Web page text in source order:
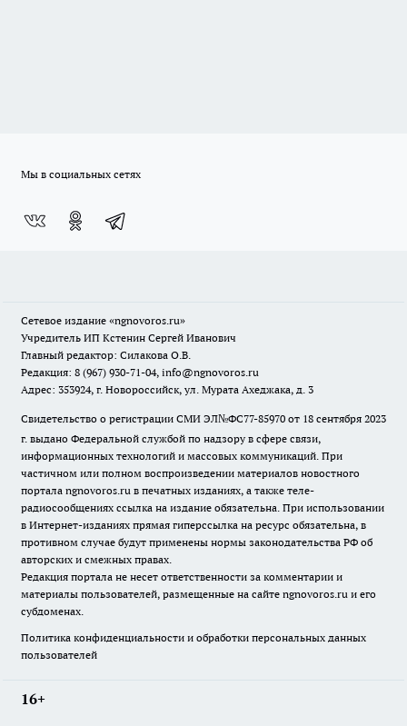
Мы в социальных сетях
Сетевое издание «ngnovoros.ru»
Учредитель ИП Кстенин Сергей Иванович
Главный редактор: Силакова О.В.
Редакция: 8 (967) 930-71-04, info@ngnovoros.ru
Адрес: 353924, г. Новороссийск, ул. Мурата Ахеджака, д. 3
Свидетельство о регистрации СМИ ЭЛ№ФС77-85970 от 18 сентября 2023
г. выдано Федеральной службой по надзору в сфере связи,
информационных технологий и массовых коммуникаций. При
частичном или полном воспроизведении материалов новостного
портала ngnovoros.ru в печатных изданиях, а также теле-
радиосообщениях ссылка на издание обязательна. При использовании
в Интернет-изданиях прямая гиперссылка на ресурс обязательна, в
противном случае будут применены нормы законодательства РФ об
авторских и смежных правах.
Редакция портала не несет ответственности за комментарии и
материалы пользователей, размещенные на сайте ngnovoros.ru и его
субдоменах.
Политика конфиденциальности и обработки персональных данных
пользователей
16+